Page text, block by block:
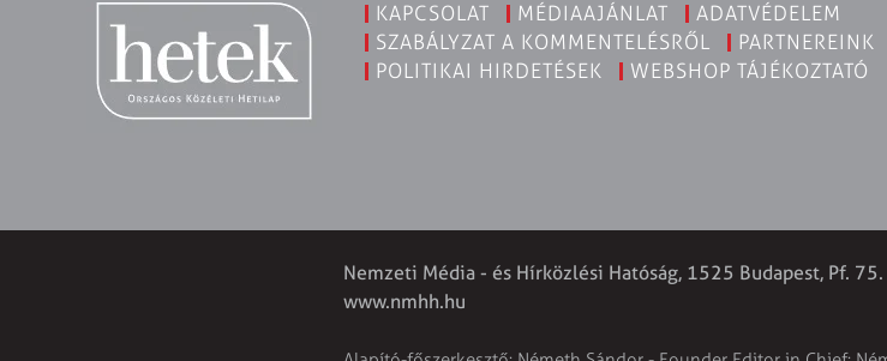
KAPCSOLAT MÉDIAAJÁNLAT
ADATVÉDELEM
SZABÁLYZAT A KOMMENTELÉSRŐL
PARTNEREINK
POLITIKAI HIRDETÉSEK
WEBSHOP TÁJÉKOZTATÓ
Nemzeti Média - és Hírközlési Hatóság, 1525 Budapest, Pf.
www.nmhh.hu